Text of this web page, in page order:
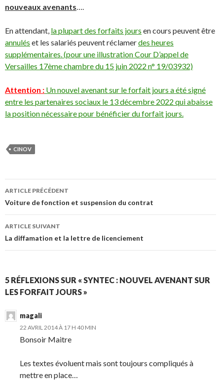
nouveaux avenants….
En attendant, la plupart des forfaits jours en cours peuvent être
annulés et les salariés peuvent réclamerdes heures
supplémentaires. (pour une illustrationCour D’appel de
Versailles 17ème chambre du 15 juin 2022 n° 19/03932)
Attention : Un nouvel avenant sur le forfait jours a été signé
entre les partenaires sociaux le 13 décembre 2022 qui abaisse
la position nécessaire pour bénéficier du forfait jours.
CINOV
Navigation
des
articles
ARTICLE PRÉCÉDENT
Voiture de fonction et suspension du contrat
ARTICLE SUIVANT
La diffamation et la lettre de licenciement
5 RÉFLEXIONS SUR « SYNTEC : NOUVEL AVENANT SUR
LES FORFAIT JOURS »
magali
22 AVRIL 2014 À 17 H 40 MIN
Bonsoir Maitre
Les textes évoluent mais sont toujours compliqués à
mettre en place…